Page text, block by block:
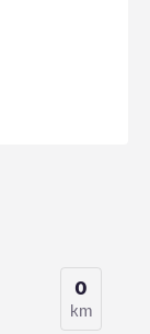
0
km